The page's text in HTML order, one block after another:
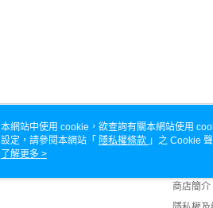
關於我
商店簡介
本網站中使用 cookie，欲查詢有關本網站使用
設定，請參閱本網站「 隱私權條款 」之 Cookie
使用 cookie。
了解更多 >